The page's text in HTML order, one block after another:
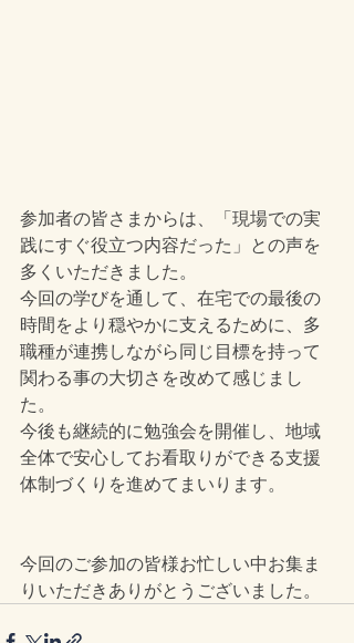
参加者の皆さまからは、「現場での実
践にすぐ役立つ内容だった」との声を
多くいただきました。
今回の学びを通して、在宅での最後の
時間をより穏やかに支えるために、多
職種が連携しながら同じ目標を持って
関わる事の大切さを改めて感じまし
た。
今後も継続的に勉強会を開催し、地域
全体で安心してお看取りができる支援
体制づくりを進めてまいります。
今回のご参加の皆様お忙しい中お集ま
りいただきありがとうございました。